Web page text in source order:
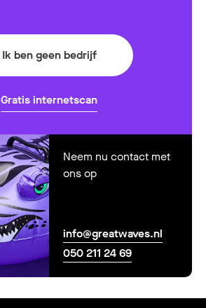
Ik ben geen bedrijf
Gratis internetscan
Neem nu contact met
ons op
info@greatwaves.nl
050 211 24 69